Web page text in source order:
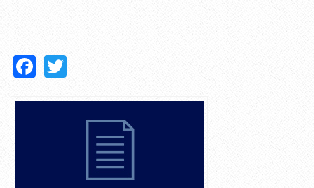
Facebook